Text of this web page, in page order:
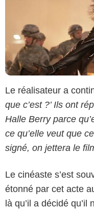
Le réalisateur a
que c’est ?’ Ils ont
Halle Berry parce
ce qu’elle veut que
signé, on jettera le
Le cinéaste s’est
étonné par cet acte
là qu’il a décidé